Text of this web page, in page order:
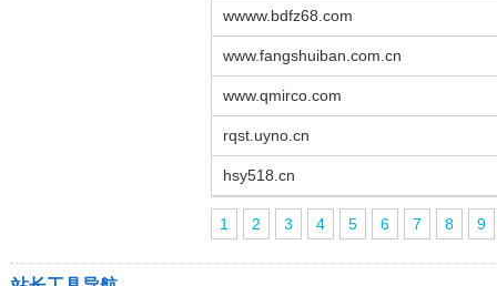
wwww.bdfz68.com
www.fangshuiban.com.cn
www.qmirco.com
rqst.uyno.cn
hsy518.cn
1 2 3 4 5 6 7 8 9